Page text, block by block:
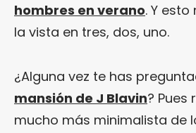
hombres en verano. Y
la vista en tres, dos, uno.
¿Alguna vez te has
mansión de J Blavin? Pues
mucho más minimalista de